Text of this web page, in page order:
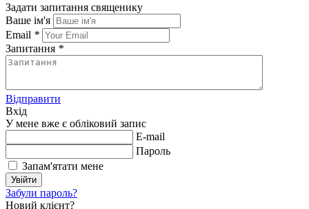
Задати запитання священику
Ваше ім'я
Email *
Запитання *
Відправити
Вхід
У мене вже є обліковий запис
E-mail
Пароль
Запам'ятати мене
Увійти
Забули пароль?
Новий клієнт?